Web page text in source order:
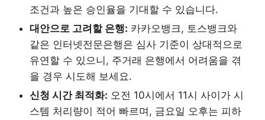
조건과 높은 승인율을 기대할 수 있습니다.
대안으로 고려할 은행: 카카오뱅크, 토스뱅크와
같은 인터넷전문은행은 심사 기준이 상대적으로
유연할 수 있으니, 주거래 은행에서 어려움을 겪
을 경우 시도해 보세요.
신청 시간 최적화: 오전 10시에서 11시 사이가 시
스템 처리량이 적어 빠르며, 금요일 오후는 피하